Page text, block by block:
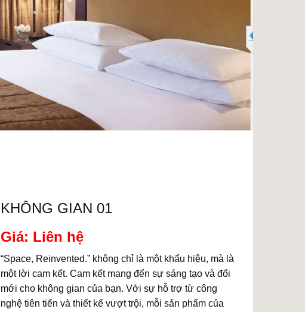
KHÔNG GIAN 01
Giá: Liên hệ
“Space, Reinvented.” không chỉ là một khẩu hiệu, mà là
một lời cam kết. Cam kết mang đến sự sáng tạo và đổi
mới cho không gian của bạn. Với sự hỗ trợ từ công
nghệ tiên tiến và thiết kế vượt trội, mỗi sản phẩm của